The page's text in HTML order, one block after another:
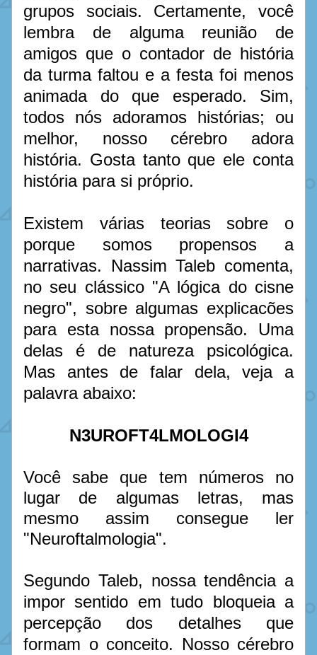
grupos sociais. Certamente, você
lembra de alguma reunião de
amigos que o contador de história
da turma faltou e a festa foi menos
animada do que esperado. Sim,
todos nós adoramos histórias; ou
melhor, nosso cérebro adora
história. Gosta tanto que ele conta
história para si próprio.
Existem várias teorias sobre o
porque somos propensos a
narrativas. Nassim Taleb comenta,
no seu clássico "A lógica do cisne
negro", sobre algumas explicacões
para esta nossa propensão. Uma
delas é de natureza psicológica.
Mas antes de falar dela, veja a
palavra abaixo:
N3UROFT4LMOLOGI4
Você sabe que tem números no
lugar de algumas letras, mas
mesmo assim consegue ler
"Neuroftalmologia".
Segundo Taleb, nossa tendência a
impor sentido em tudo bloqueia a
percepção dos detalhes que
formam o conceito. Nosso cérebro